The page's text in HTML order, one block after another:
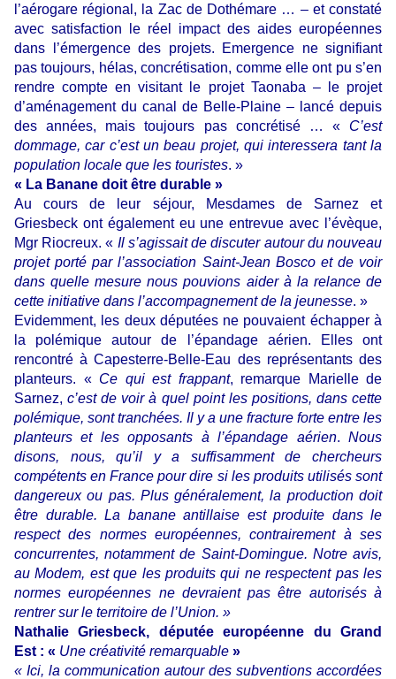
l’aérogare régional, la Zac de Dothémare … – et constaté
avec satisfaction le réel impact des aides européennes
dans l’émergence des projets. Emergence ne signifiant
pas toujours, hélas, concrétisation, comme elle ont pu s’en
rendre compte en visitant le projet Taonaba – le projet
d’aménagement du canal de Belle-Plaine – lancé depuis
des années, mais toujours pas concrétisé … « C’est
dommage, car c’est un beau projet, qui interessera tant la
population locale que les touristes. »
« La Banane doit être durable »
Au cours de leur séjour, Mesdames de Sarnez et
Griesbeck ont également eu une entrevue avec l’évèque,
Mgr Riocreux. « Il s’agissait de discuter autour du nouveau
projet porté par l’association Saint-Jean Bosco et de voir
dans quelle mesure nous pouvions aider à la relance de
cette initiative dans l’accompagnement de la jeunesse. »
Evidemment, les deux députées ne pouvaient échapper à
la polémique autour de l’épandage aérien. Elles ont
rencontré à Capesterre-Belle-Eau des représentants des
planteurs. « Ce qui est frappant, remarque Marielle de
Sarnez,c’est de voir à quel point les positions, dans cette
polémique, sont tranchées. Il y a une fracture forte entre les
planteurs et les opposants à l’épandage aérien.Nous
disons, nous, qu’il y a suffisamment de chercheurs
compétents en France pour dire si les produits utilisés sont
dangereux ou pas. Plus généralement, la production doit
être durable. La banane antillaise est produite dans le
respect des normes européennes, contrairement à ses
concurrentes, notamment de Saint-Domingue. Notre avis,
au Modem, est que les produits qui ne respectent pas les
normes européennes ne devraient pas être autorisés à
rentrer sur le territoire de l’Union. »
Nathalie Griesbeck, députée européenne du Grand
Est : « Une créativité remarquable »
« Ici, la communication autour des subventions accordées